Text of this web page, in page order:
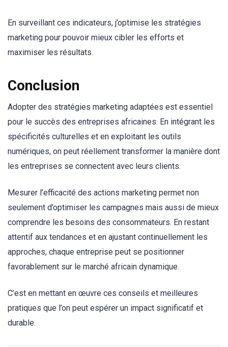
En surveillant ces indicateurs, j’optimise les stratégies
marketing pour pouvoir mieux cibler les efforts et
maximiser les résultats.
Conclusion
Adopter des stratégies marketing adaptées est essentiel
pour le succès des entreprises africaines. En intégrant les
spécificités culturelles et en exploitant les outils
numériques, on peut réellement transformer la manière dont
les entreprises se connectent avec leurs clients.
Mesurer l’efficacité des actions marketing permet non
seulement d’optimiser les campagnes mais aussi de mieux
comprendre les besoins des consommateurs. En restant
attentif aux tendances et en ajustant continuellement les
approches, chaque entreprise peut se positionner
favorablement sur le marché africain dynamique.
C’est en mettant en œuvre ces conseils et meilleures
pratiques que l’on peut espérer un impact significatif et
durable.